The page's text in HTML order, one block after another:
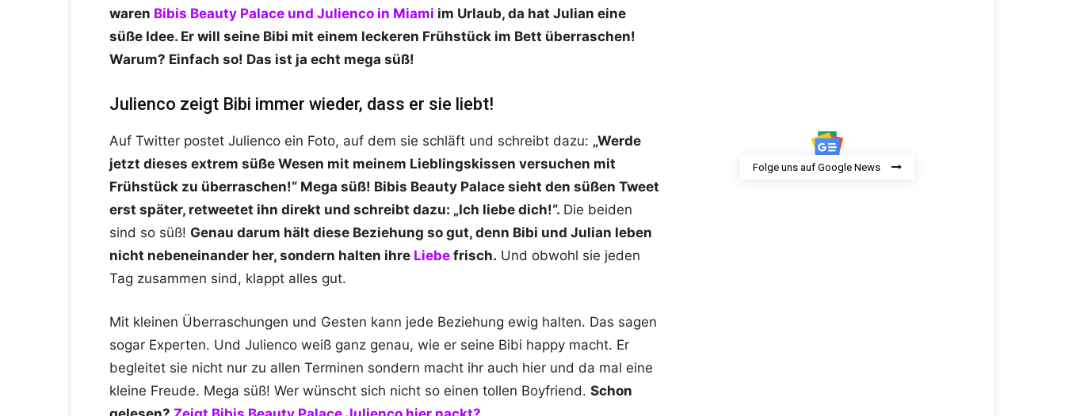
waren Bibis Beauty Palace und Julienco in Miami im Urlaub, da hat Julian eine
süße Idee. Er will seine Bibi mit einem leckeren Frühstück im Bett überraschen!
Warum? Einfach so! Das ist ja echt mega süß!
Julienco zeigt Bibi immer wieder, dass er sie liebt!
Auf Twitter postet Julienco ein Foto, auf dem sie schläft und schreibt dazu: „Werde
jetzt dieses extrem süße Wesen mit meinem Lieblingskissen versuchen mit
Frühstück zu überraschen!“ Mega süß! Bibis Beauty Palace sieht den süßen Tweet
erst später, retweetet ihn direkt und schreibt dazu: „Ich liebe dich!“. Die beiden
sind so süß! Genau darum hält diese Beziehung so gut, denn Bibi und Julian leben
nicht nebeneinander her, sondern halten ihre Liebe frisch. Und obwohl sie jeden
Tag zusammen sind, klappt alles gut.
Mit kleinen Überraschungen und Gesten kann jede Beziehung ewig halten. Das sagen
sogar Experten. Und Julienco weiß ganz genau, wie er seine Bibi happy macht. Er
begleitet sie nicht nur zu allen Terminen sondern macht ihr auch hier und da mal eine
kleine Freude. Mega süß! Wer wünscht sich nicht so einen tollen Boyfriend. Schon
Folge uns auf Google News